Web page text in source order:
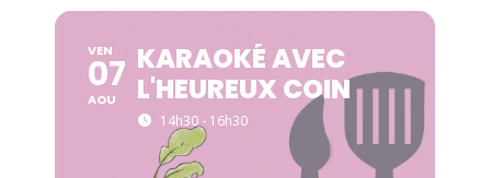
VEN
07
AOU
KARAOKÉ AVEC
L'HEUREUX COIN
14h30 - 16h30